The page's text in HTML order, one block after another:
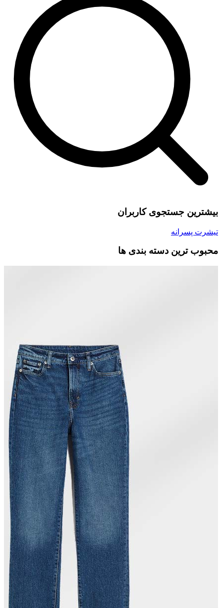
بیشترین جستجوی کاربران
تیشرت پسرانه
محبوب ترین دسته بندی ها